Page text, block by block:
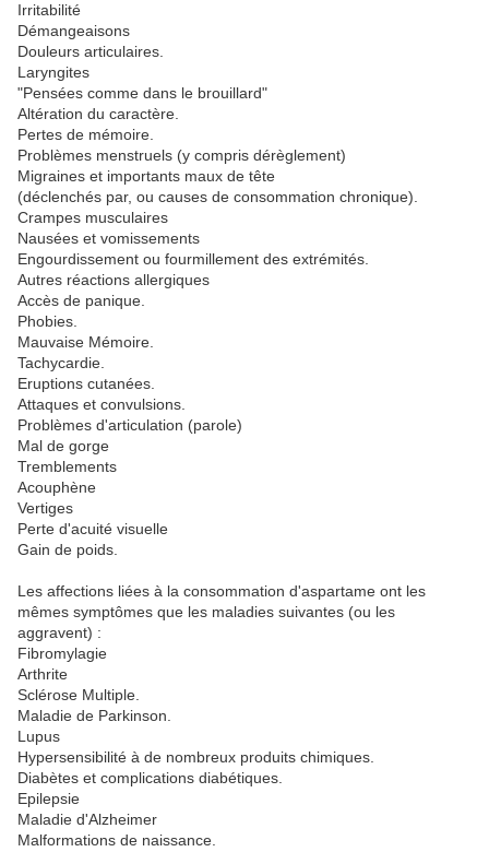
Irritabilité
Démangeaisons
Douleurs articulaires.
Laryngites
"Pensées comme dans le brouillard"
Altération du caractère.
Pertes de mémoire.
Problèmes menstruels (y compris dérèglement)
Migraines et importants maux de tête
(déclenchés par, ou causes de consommation chronique).
Crampes musculaires
Nausées et vomissements
Engourdissement ou fourmillement des extrémités.
Autres réactions allergiques
Accès de panique.
Phobies.
Mauvaise Mémoire.
Tachycardie.
Eruptions cutanées.
Attaques et convulsions.
Problèmes d'articulation (parole)
Mal de gorge
Tremblements
Acouphène
Vertiges
Perte d'acuité visuelle
Gain de poids.
Les affections liées à la consommation d'aspartame ont les
mêmes symptômes que les maladies suivantes (ou les
aggravent) :
Fibromylagie
Arthrite
Sclérose Multiple.
Maladie de Parkinson.
Lupus
Hypersensibilité à de nombreux produits chimiques.
Diabètes et complications diabétiques.
Epilepsie
Maladie d'Alzheimer
Malformations de naissance.